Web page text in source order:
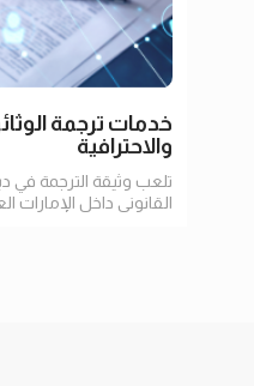
خدمات ترجمة
والاحترافية
تلعب وثيقة الترجمة في
القانوني داخل الإمارات